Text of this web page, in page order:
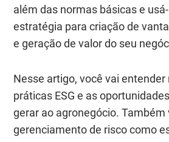
além das normas básicas e
estratégia para criação de
e geração de valor do seu
Nesse artigo, você vai entender
práticas ESG e as
gerar ao agronegócio.
gerenciamento de risco como